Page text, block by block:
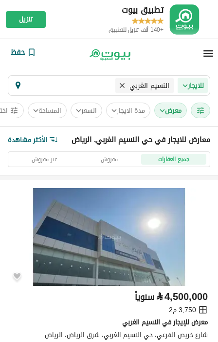
تطبيق بيوت
+140 ألف تنزيل للتطبيق
تنزيل
حفظ
للايجار النسيم الغربي
معرض مدة الايجار السعر المساحة
معارض للايجار في حي النسيم الغربي, الرياض الأكثر مشاهدة
جميع العقارات مفروش غير مفروش
⃁4,500,000 سنوياً
3,750 م2
معرض للإيجار في النسيم الغربي
شارع خريص الفرعي، حي النسيم الغربي، شرق الرياض، الرياض